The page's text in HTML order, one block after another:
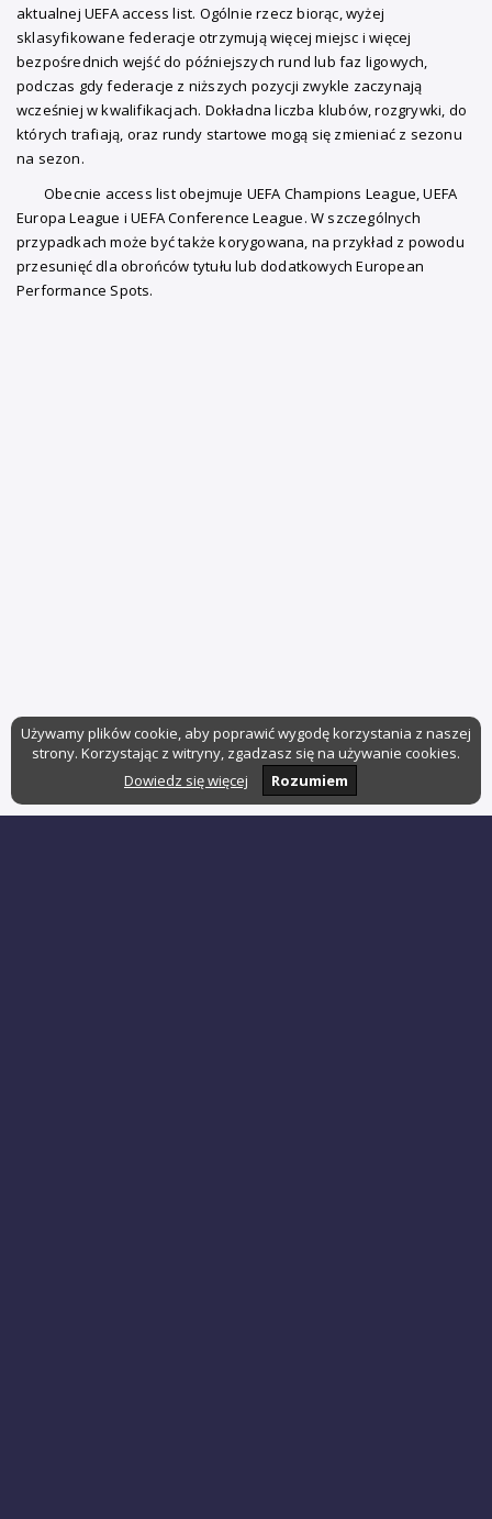
aktualnej UEFA access list. Ogólnie rzecz biorąc, wyżej
sklasyfikowane federacje otrzymują więcej miejsc i więcej
bezpośrednich wejść do późniejszych rund lub faz ligowych,
podczas gdy federacje z niższych pozycji zwykle zaczynają
wcześniej w kwalifikacjach. Dokładna liczba klubów, rozgrywki, do
których trafiają, oraz rundy startowe mogą się zmieniać z sezonu
na sezon.
Obecnie access list obejmuje UEFA Champions League, UEFA
Europa League i UEFA Conference League. W szczególnych
przypadkach może być także korygowana, na przykład z powodu
przesunięć dla obrońców tytułu lub dodatkowych European
Performance Spots.
Używamy plików cookie, aby poprawić wygodę korzystania z naszej
strony. Korzystając z witryny, zgadzasz się na używanie cookies.
Dowiedz się więcej
Rozumiem